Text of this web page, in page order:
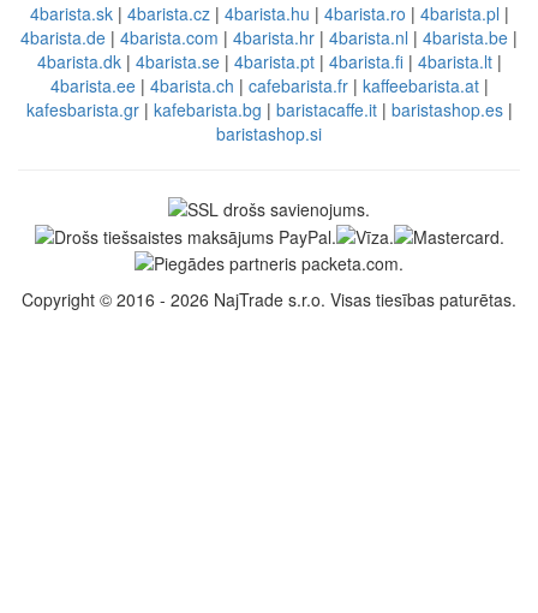
4barista.sk| 4barista.cz| 4barista.hu | 4barista.ro | 4barista.pl |
4barista.de | 4barista.com | 4barista.hr | 4barista.nl | 4barista.be |
4barista.dk| 4barista.se| 4barista.pt| 4barista.fi| 4barista.lt|
4barista.ee| 4barista.ch | cafebarista.fr| kaffeebarista.at|
kafesbarista.gr| kafebarista.bg | baristacaffe.it| baristashop.es|
baristashop.si
Copyright © 2016 - 2026 NajTrade s.r.o. Visas tiesības paturētas.